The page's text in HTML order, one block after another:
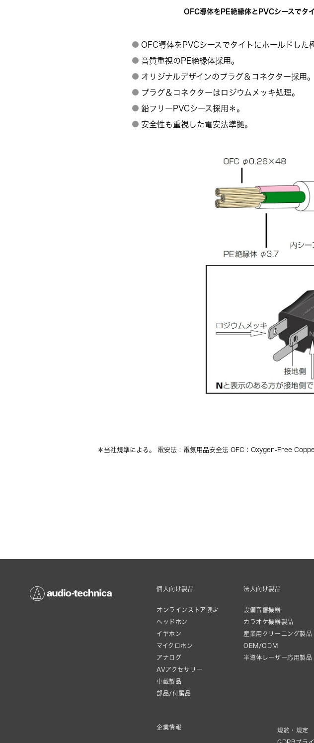
OFC導体をPE絶縁体とPVCシースでタ
OFC導体をPVCシースでタイトにホールドし
音質重視のPE絶縁体採用。
オリジナルデザインのプラグ＆コネクター採用。
プラグ＆コネクターはロジウムメッキ処理。
鉛フリーPVCシース採用＊。
安全性も重視した電安法準拠。
＊当社規準による。 電安法：電気用品安全法 OFC：Oxygen-Free
個人向け製品
オンラインストア限定
ヘッドホン
イヤホン
マイクロホン
アナログ
AVアクセサリー
車載製品
部品/付属品
法人向け製品
設備音響機器
カラオケ機器製品
産業用クリーニング製品
OEM/ODM
半導体レーザー応用製品
企業情報
規約・規定